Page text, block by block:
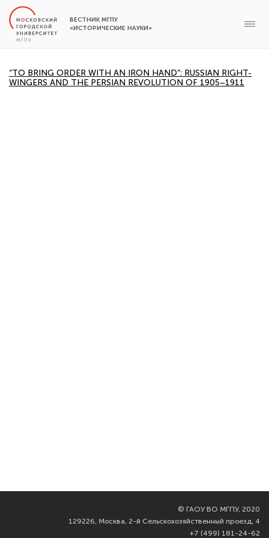
ВЕСТНИК МГПУ
«ИСТОРИЧЕСКИЕ НАУКИ»
“TO BRING ORDER WITH AN IRON HAND”: RUSSIAN RIGHT-
WINGERS AND THE PERSIAN REVOLUTION OF 1905–1911
© ГАОУ ВО МГПУ, 2020
129226, Москва, 2-й Сельскохозяйственный проезд, 4
+7 (499) 181-24-62